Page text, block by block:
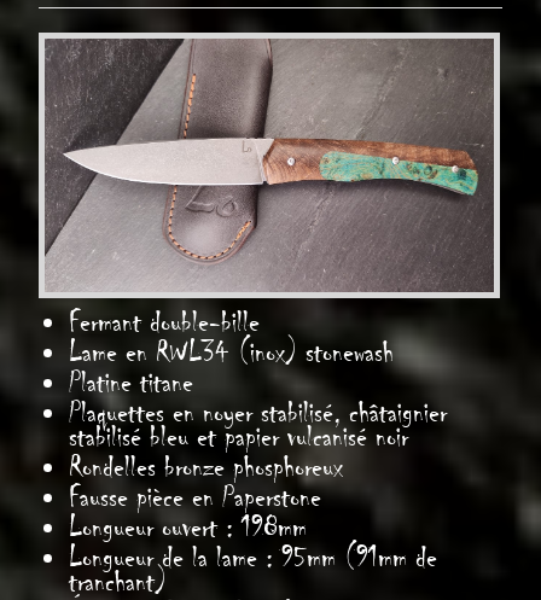
Fermant double-bille
Lame en RWL34 (inox) stonewash
Platine titane
Plaquettes en noyer stabilisé, châtaignier
stabilisé bleu et papier vulcanisé noir
Rondelles bronze phosphoreux
Fausse pièce en Paperstone
Longueur ouvert : 198mm
Longueur de la lame : 95mm (91mm de
tranchant)